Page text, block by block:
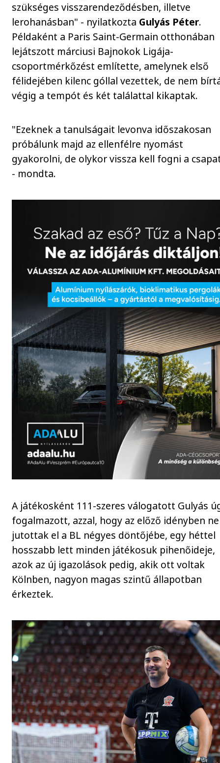
szükséges visszarendeződésben, illetve
lerohanásban" - nyilatkozta Gulyás Péter.
Példaként a Paris Saint-Germain otthonában
lejátszott márciusi Bajnokok Ligája-
csoportmérkőzést említette, amelynek első
félidejében kilenc góllal vezettek, de nem
végig a tempót és két találattal kikaptak.
"Ezeknek a tanulságait levonva időszakosan
próbálunk majd az ellenfélre nyomást
gyakorolni, de olykor vissza kell fogni a
- mondta.
A játékosként 111-szeres válogatott Gulyás
fogalmazott, azzal, hogy az előző idényben
jutottak el a BL négyes döntőjébe, egy héttel
hosszabb lett minden játékosuk pihenőideje,
azok az új igazolások pedig, akik ott voltak
Kölnben, nagyon magas szintű állapotban
érkeztek.